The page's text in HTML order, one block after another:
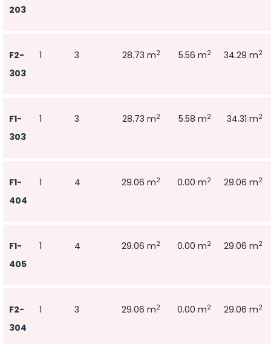
203
F2-
303
1 3 28.73 m2 5.56 m2 34.29 m2
F1-
303
1 3 28.73 m2 5.58 m2 34.31 m2
F1-
404
1 4 29.06 m2 0.00 m2 29.06 m2
F1-
405
1 4 29.06 m2 0.00 m2 29.06 m2
F2-
304
1 3 29.06 m2 0.00 m2 29.06 m2